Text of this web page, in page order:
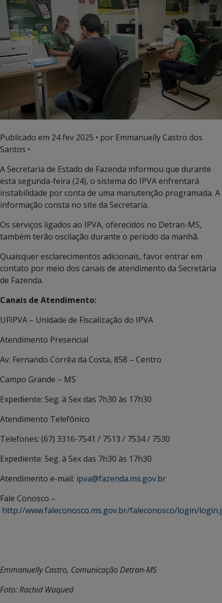
Publicado em 24 fev 2025 • por Emmanuelly Castro dos
Santos •
A Secretaria de Estado de Fazenda informou que durante
esta segunda-feira (24), o sistema do IPVA enfrentará
instabilidade por conta de uma manutenção programada. A
informação consta no site da Secretaria.
Os serviços ligados ao IPVA, oferecidos no Detran-MS,
também terão oscilação durante o período da manhã.
Quaisquer esclarecimentos adicionais, favor entrar em
contato por meio dos canais de atendimento da Secretária
de Fazenda.
Canais de Atendimento:
UFIPVA – Unidade de Fiscalização do IPVA
Atendimento Presencial
Av. Fernando Corrêa da Costa, 858 – Centro
Campo Grande – MS
Expediente: Seg. à Sex das 7h30 às 17h30
Atendimento Telefônico
Telefones: (67) 3316-7541 / 7513 / 7534 / 7530
Expediente: Seg. à Sex das 7h30 às 17h30
Atendimento e-mail: ipva@fazenda.ms.gov.br
Fale Conosco –
http://www.faleconosco.ms.gov.br/faleconosco/login/
Emmanuelly Castro, Comunicação Detran-MS
Foto: Rachid Waqued